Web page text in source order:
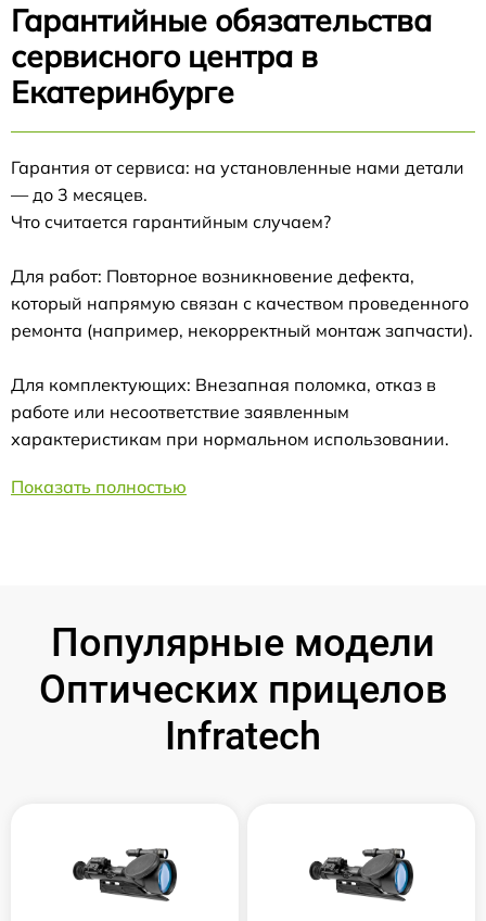
Гарантийные обязательства
сервисного центра в
Екатеринбурге
Гарантия от сервиса: на установленные нами детали
— до 3 месяцев.
Что считается гарантийным случаем?
Для работ: Повторное возникновение дефекта,
который напрямую связан с качеством проведенного
ремонта (например, некорректный монтаж запчасти).
Для комплектующих: Внезапная поломка, отказ в
работе или несоответствие заявленным
характеристикам при нормальном использовании.
Показать полностью
Популярные модели
Оптических прицелов
Infratech